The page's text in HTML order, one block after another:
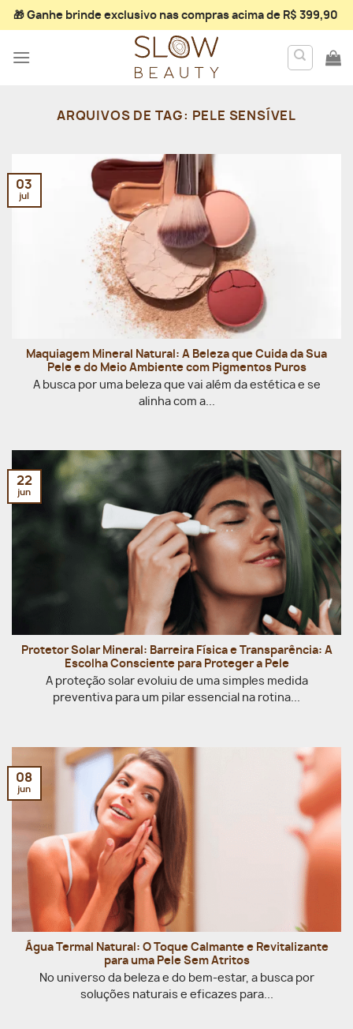
Skip
to
🎁 Ganhe brinde exclusivonas compras acima de R$ 399,90
ARQUIVOS DE TAG: PELE SENSÍVEL
Maquiagem Mineral Natural: A Beleza que Cuida da Sua
Pele e do Meio Ambiente com Pigmentos Puros
A busca por uma beleza que vai além da estética e se
alinha com a...
03
jul
Protetor Solar Mineral: Barreira Física e Transparência: A
Escolha Consciente para Proteger a Pele
A proteção solar evoluiu de uma simples medida
preventiva para um pilar essencial na rotina...
22
jun
Água Termal Natural: O Toque Calmante e Revitalizante
para uma Pele Sem Atritos
No universo da beleza e do bem-estar, a busca por
soluções naturais e eficazes para...
08
jun